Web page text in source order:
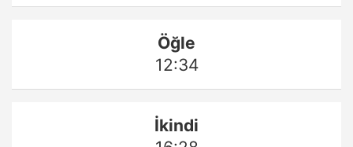
Öğle
12:34
İkindi